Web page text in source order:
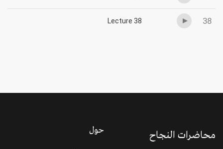
38
Lecture 38
محاضرات النجاح حول